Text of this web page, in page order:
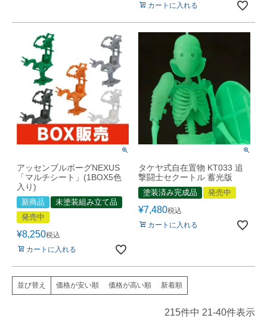
カートに入れる
アッセンブルボーグNEXUS
「マルチシート」(1BOX5色
入り)
新商品
未塗装組み立て品
発売中
¥8,250税込
カートに入れる
タケヤ式自在置物 KT033 追
撃闘士セクートル 蓄光版
塗装済み完成品 発売中
¥7,480税込
カートに入れる
並び替え 価格が安い順 価格が高い順 新着順
215件中 21-40件表示